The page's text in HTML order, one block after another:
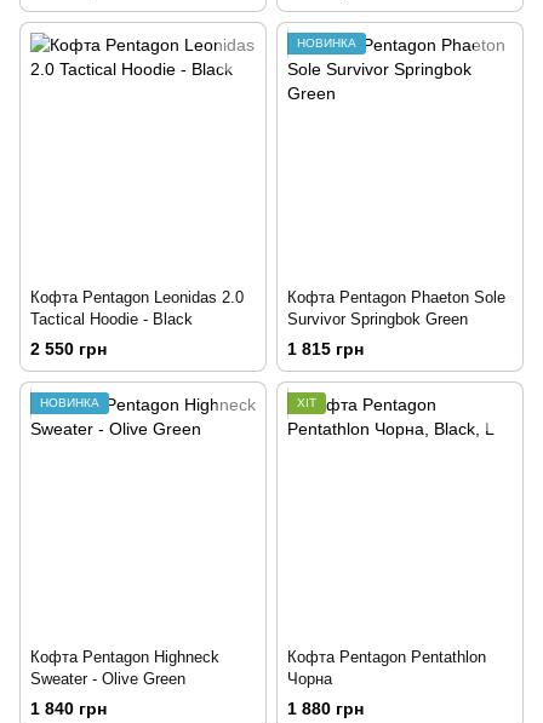
Кофта Pentagon Leonidas 2.0
Tactical Hoodie - Black
2 550 грн
НОВИНКА
Кофта Pentagon Phaeton Sole
Survivor Springbok Green
1 815 грн
НОВИНКА
Кофта Pentagon Highneck
Sweater - Olive Green
1 840 грн
ХІТ
Кофта Pentagon Pentathlon
Чорна
1 880 грн